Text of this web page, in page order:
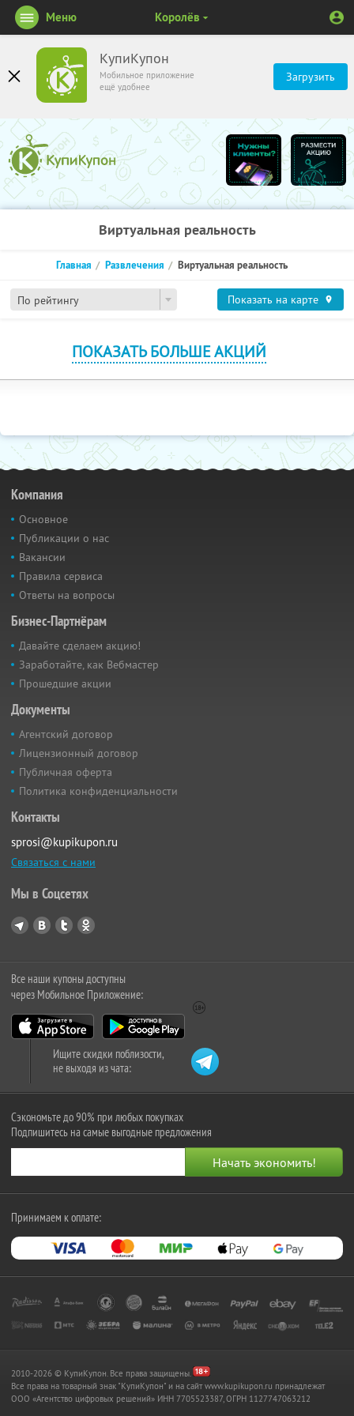
КупиКупон
Мобильное приложение
ещё удобнее
Загрузить
Меню Королёв
Виртуальная реальность
По рейтингу
Главная Развлечения Виртуальная реальность
Показать на карте
ПОКАЗАТЬ БОЛЬШЕ АКЦИЙ
Компания
Основное
Публикации о нас
Вакансии
Правила сервиса
Ответы на вопросы
Бизнес-Партнёрам
Давайте сделаем акцию!
Заработайте, как Вебмастер
Прошедшие акции
Документы
Агентский договор
Лицензионный договор
Публичная оферта
Политика конфиденциальности
Контакты
sprosi@kupikupon.ru
Связаться с нами
Мы в Соцсетях
Все наши купоны доступны
через Мобильное Приложение:
Ищите скидки поблизости,
не выходя из чата:
Сэкономьте до 90% при любых покупках
Подпишитесь на самые выгодные предложения
Принимаем к оплате:
2010-2026 © КупиКупон. Все права защищены.
Все права на товарный знак "КупиКупон" и на сайт www.kupikupon.ru принадлежат
OOO «Агентство цифровых решений» ИНН 7705523387, ОГРН 1127747063212